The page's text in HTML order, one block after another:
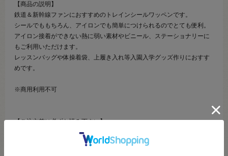
【商品の説明】
鉄道＆新幹線ファンにおすすめのトレインシールワッペンです。
シールでももちろん、アイロンでも簡単につけられるのでとても便利。
アイロン接着ができない熱に弱い素材やビニール、ステーショナリーに
もご利用いただけます。
レッスンバッグや体操着袋、上履き入れ等入園入学グッズ作りにおすす
めです。
※商用利用不可
【ご注文前に必ずお読み下さい】
・表示価格は1パックの価格です。
・ご覧になるディスプレイ環境などにより、商品画像と実物の色味が異